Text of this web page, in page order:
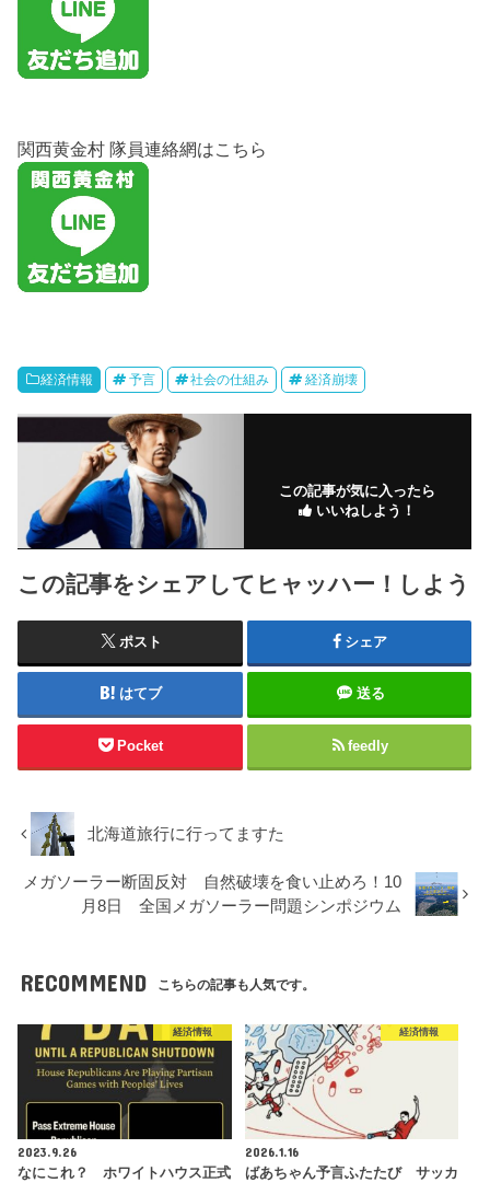
関西黄金村 隊員連絡網はこちら
経済情報 予言 社会の仕組み 経済崩壊
この記事が気に入ったら
いいねしよう！
この記事をシェアしてヒャッハー！しよう
ポスト シェア
はてブ 送る
Pocket feedly
北海道旅行に行ってますた
メガソーラー断固反対 自然破壊を食い止めろ！10
月8日 全国メガソーラー問題シンポジウム
RECOMMEND こちらの記事も人気です。
経済情報
2023.9.26
なにこれ？ ホワイトハウス正式
経済情報
2026.1.16
ばあちゃん予言ふたたび サッカ